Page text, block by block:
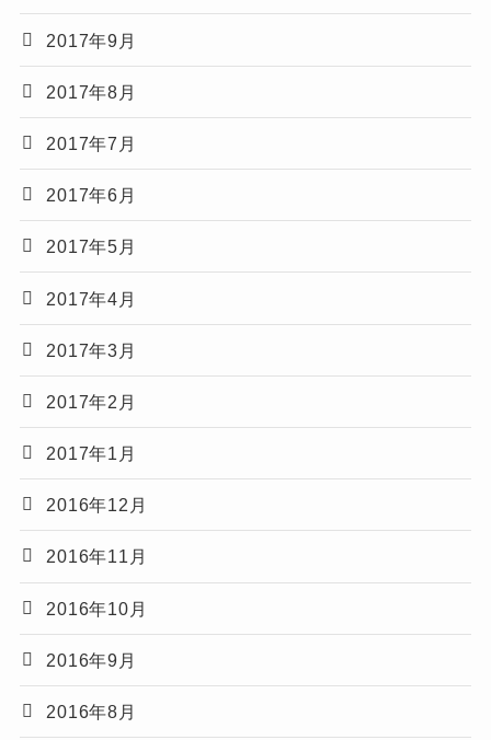
2017年9月
2017年8月
2017年7月
2017年6月
2017年5月
2017年4月
2017年3月
2017年2月
2017年1月
2016年12月
2016年11月
2016年10月
2016年9月
2016年8月